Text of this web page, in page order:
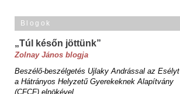
Blogok
„Túl későn jöttünk”
Zolnay János blogja
Beszélő-beszélgetés Ujlaky Andrással az Esélyt
a Hátrányos Helyzetű Gyerekeknek Alapítvány
(CFCF) elnökével